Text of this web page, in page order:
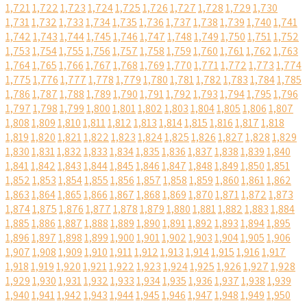
1,7211,7221,7231,7241,7251,7261,7271,7281,7291,730
1,7311,7321,7331,7341,7351,7361,7371,7381,7391,7401,741
1,7421,7431,7441,7451,7461,7471,7481,7491,7501,7511,752
1,7531,7541,7551,7561,7571,7581,7591,7601,7611,7621,763
1,7641,7651,7661,7671,7681,7691,7701,7711,7721,7731,774
1,7751,7761,7771,7781,7791,7801,7811,7821,7831,7841,785
1,7861,7871,7881,7891,7901,7911,7921,7931,7941,7951,796
1,7971,7981,7991,8001,8011,8021,8031,8041,8051,8061,807
1,8081,8091,8101,8111,8121,8131,8141,8151,8161,8171,818
1,8191,8201,8211,8221,8231,8241,8251,8261,8271,8281,829
1,8301,8311,8321,8331,8341,8351,8361,8371,8381,8391,840
1,8411,8421,8431,8441,8451,8461,8471,8481,8491,8501,851
1,8521,8531,8541,8551,8561,8571,8581,8591,8601,8611,862
1,8631,8641,8651,8661,8671,8681,8691,8701,8711,8721,873
1,8741,8751,8761,8771,8781,8791,8801,8811,8821,8831,884
1,8851,8861,8871,8881,8891,8901,8911,8921,8931,8941,895
1,8961,8971,8981,8991,9001,9011,9021,9031,9041,9051,906
1,9071,9081,9091,9101,9111,9121,9131,9141,9151,9161,917
1,9181,9191,9201,9211,9221,9231,9241,9251,9261,9271,928
1,9291,9301,9311,9321,9331,9341,9351,9361,9371,9381,939
1,9401,9411,9421,9431,9441,9451,9461,9471,9481,9491,950